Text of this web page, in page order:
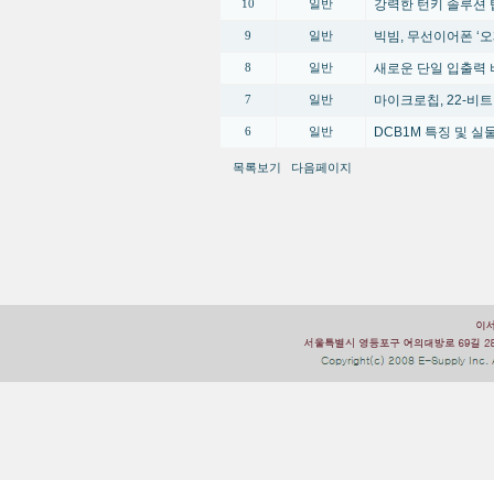
10 일반 강력한 턴키 솔루션
9 일반 빅빔, 무선이어폰 ‘
8 일반 새로운 단일 입출력
7 일반 마이크로칩, 22-비
6 일반 DCB1M 특징 및 실
목록보기 다음페이지